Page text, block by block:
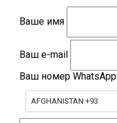
Ваше имя
Ваш e-mail
Ваш номер WhatsApp
AFGHANISTAN +93